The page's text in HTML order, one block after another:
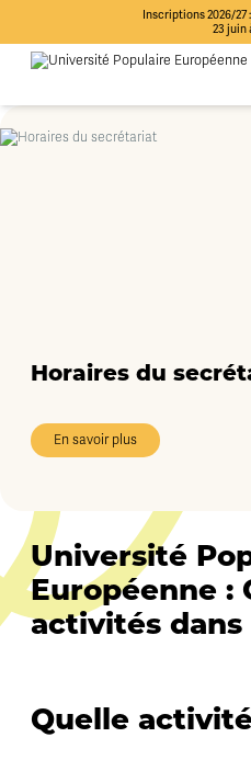
Inscriptions 2026/27
23 juin
Horaires du
En savoir plus
Université
Européenne :
activités dans
Quelle